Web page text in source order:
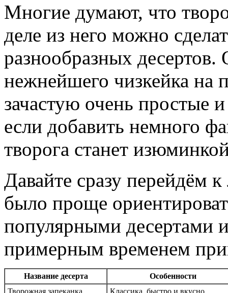
Многие думают, что
деле из него можно
разнообразных десертов.
нежнейшего чизкейка на
зачастую очень простые
если добавить немного
творога станет
Давайте сразу перейдём
было проще
популярными десертами
примерным временем
Название десерта
Особенности
Творожная запеканка
Классика, быстро и вкусно